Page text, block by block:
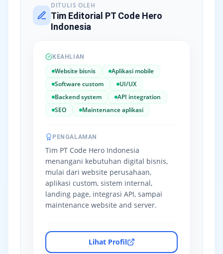
DITULIS OLEH
Tim Editorial PT Code Hero
Indonesia
KEAHLIAN
Website bisnis
Aplikasi mobile
Software custom
UI/UX
Backend system
API integration
SEO
Maintenance aplikasi
PENGALAMAN
Tim PT Code Hero Indonesia
menangani kebutuhan digital bisnis,
mulai dari website perusahaan,
aplikasi custom, sistem internal,
landing page, integrasi API, sampai
maintenance website and server.
Lihat Profil